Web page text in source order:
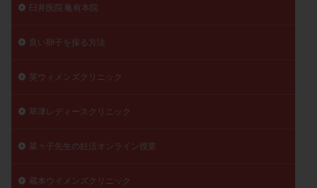
臼井医院 亀有本院
良い卵子を採る方法
英ウィメンズクリニック
草津レディースクリニック
菜々子先生の妊活オンライン授業
蔵本ウイメンズクリニック